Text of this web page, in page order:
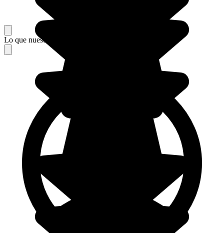
Lo que nuestros viajeros piensan de su estancia